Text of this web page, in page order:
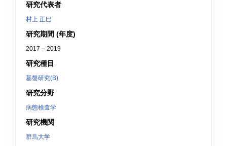
研究代表者
村上 正巳
研究期間 (年度)
2017 – 2019
研究種目
基盤研究(B)
研究分野
病態検査学
研究機関
群馬大学